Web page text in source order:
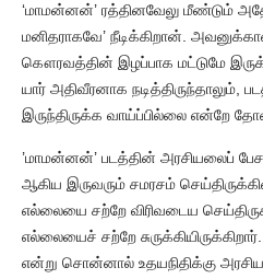
‘மாமன்னன்’ ரத்தினவேலு மீண்டும்
மனிதராகவே’ நீடிக்கிறான்.
கௌரவத்தின் இழப்பாக மட்டுமே
யார் அதிவீரனாக நடித்திருந்தாலும்,
இருந்திருக்க வாய்ப்பில்லை என்றே
’மாமன்னன்’ படத்தின் அரசியலைப் பேச
ஆகிய இருவரும் சமரசம்
எல்லையை சற்றே விரிவடைய
எல்லையைச் சற்றே
என்று சொன்னால் உதயநிதிக்கு